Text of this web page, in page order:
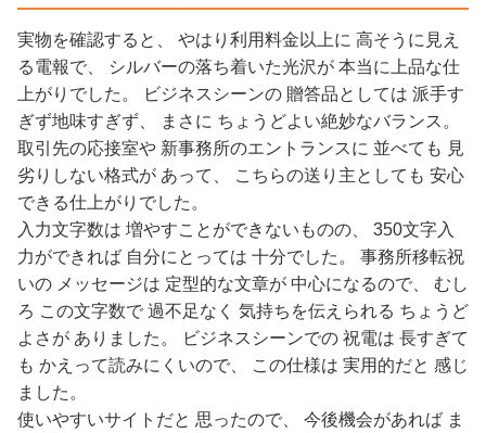
実物を確認すると、 やはり利用料金以上に 高そうに見え
る電報で、 シルバーの落ち着いた光沢が 本当に上品な仕
上がりでした。 ビジネスシーンの 贈答品としては 派手す
ぎず地味すぎず、 まさに ちょうどよい絶妙なバランス。
取引先の応接室や 新事務所のエントランスに 並べても 見
劣りしない格式が あって、 こちらの送り主としても 安心
できる仕上がりでした。
入力文字数は 増やすことができないものの、 350文字入
力ができれば 自分にとっては 十分でした。 事務所移転祝
いの メッセージは 定型的な文章が 中心になるので、 むし
ろ この文字数で 過不足なく 気持ちを伝えられる ちょうど
よさが ありました。 ビジネスシーンでの 祝電は 長すぎて
も かえって読みにくいので、 この仕様は 実用的だと 感じ
ました。
使いやすいサイトだと 思ったので、 今後機会があれば ま